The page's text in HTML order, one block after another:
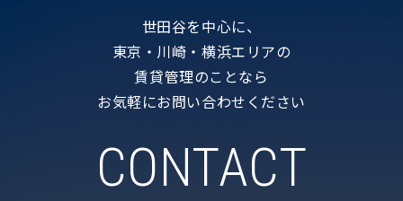
世田谷を中心に、
東京・川崎・横浜エリアの
賃貸管理のことなら
お気軽にお問い合わせください
CONTACT